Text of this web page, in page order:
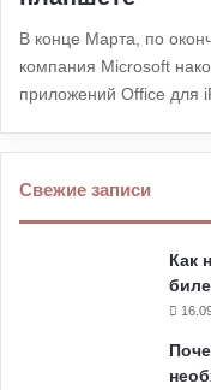
В конце Марта, по
компания Microsoft
приложений Office для
Свежие записи
Как